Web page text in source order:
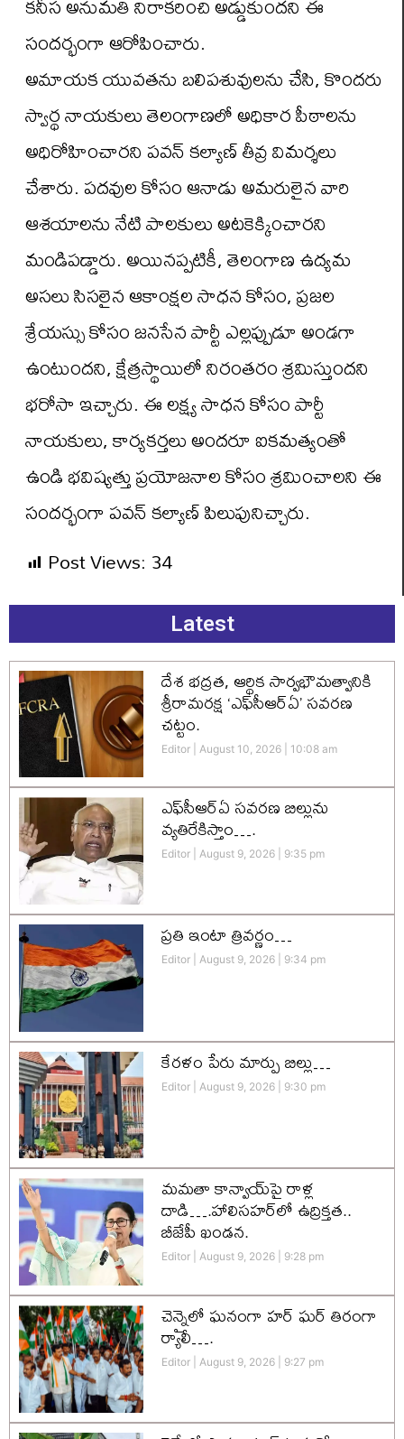
సందర్భంగా ఆరోపించారు.
అమాయక యువతను బలిపశువులను చేసి, కొందరు
స్వార్థ నాయకులు తెలంగాణలో అధికార పీఠాలను
అధిరోహించారని పవన్ కల్యాణ్ తీవ్ర విమర్శలు
చేశారు. పదవుల కోసం ఆనాడు అమరులైన వారి
ఆశయాలను నేటి పాలకులు అటకెక్కించారని
మండిపడ్డారు. అయినప్పటికీ, తెలంగాణ ఉద్యమ
అసలు సిసలైన ఆకాంక్షల సాధన కోసం, ప్రజల
శ్రేయస్సు కోసం జనసేన పార్టీ ఎల్లప్పుడూ అండగా
ఉంటుందని, క్షేత్రస్థాయిలో నిరంతరం శ్రమిస్తుందని
భరోసా ఇచ్చారు. ఈ లక్ష్య సాధన కోసం పార్టీ
నాయకులు, కార్యకర్తలు అందరూ ఐకమత్యంతో
ఉండి భవిష్యత్తు ప్రయోజనాల కోసం శ్రమించాలని ఈ
సందర్భంగా పవన్ కల్యాణ్ పిలుపునిచ్చారు.
Post Views: 34
Latest
దేశ భద్రత, ఆర్థిక సార్వభౌమత్వానికి
శ్రీరామరక్ష ‘ఎఫ్‌సీఆర్‌ఏ’ సవరణ
చట్టం.
Editor August 10, 2026 10:08 am
ఎఫ్‌సీఆర్ఏ సవరణ బిల్లును
వ్యతిరేకిస్తాం….
Editor August 9, 2026 9:35 pm
ప్రతి ఇంటా త్రివర్ణం…
Editor August 9, 2026 9:34 pm
కేరళం పేరు మార్పు బిల్లు…
Editor August 9, 2026 9:30 pm
మమతా కాన్వాయ్‌పై రాళ్ల
దాడి….హాలిసహర్‌లో ఉద్రిక్తత..
బీజేపీ ఖండన.
Editor August 9, 2026 9:28 pm
చెన్నైలో ఘనంగా హర్‌ ఘర్‌ తిరంగా
ర్యాలీ….
Editor August 9, 2026 9:27 pm